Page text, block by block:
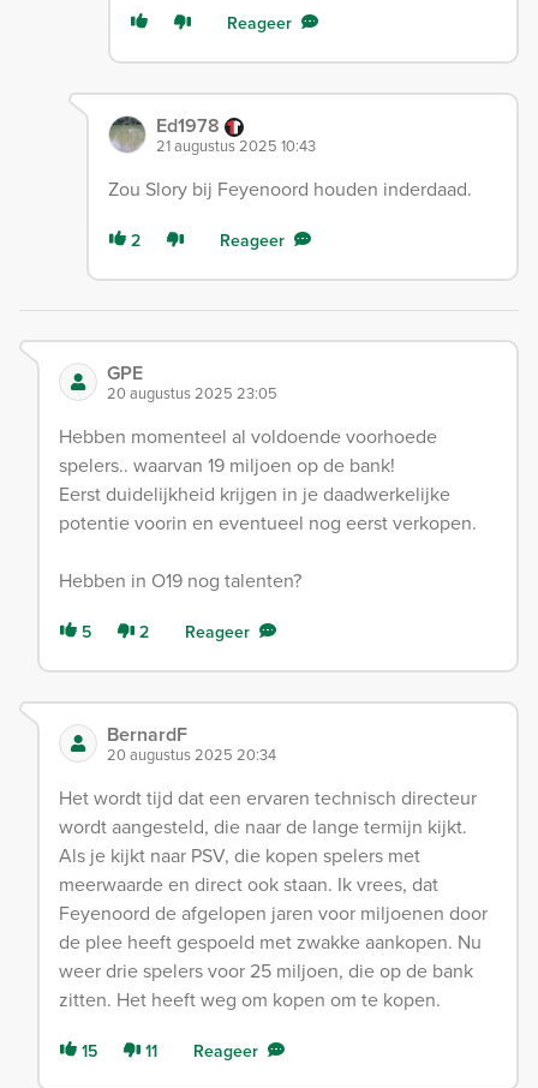
Reageer
Ed1978
21 augustus 2025 10:43
Zou Slory bij Feyenoord houden inderdaad.
2 Reageer
GPE
20 augustus 2025 23:05
Hebben momenteel al voldoende voorhoede
spelers.. waarvan 19 miljoen op de bank!
Eerst duidelijkheid krijgen in je daadwerkelijke
potentie voorin en eventueel nog eerst verkopen.
Hebben in O19 nog talenten?
5 2 Reageer
BernardF
20 augustus 2025 20:34
Het wordt tijd dat een ervaren technisch directeur
wordt aangesteld, die naar de lange termijn kijkt.
Als je kijkt naar PSV, die kopen spelers met
meerwaarde en direct ook staan. Ik vrees, dat
Feyenoord de afgelopen jaren voor miljoenen door
de plee heeft gespoeld met zwakke aankopen. Nu
weer drie spelers voor 25 miljoen, die op de bank
zitten. Het heeft weg om kopen om te kopen.
15 11 Reageer